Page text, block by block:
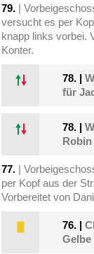
79. |
versucht es per
knapp links vorbei.
Konter.
78. |
für
78. |
Robin
77. |
per Kopf aus der
Vorbereitet von
76. |